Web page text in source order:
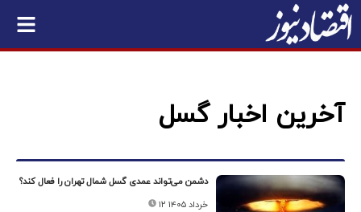
آخرین اخبار گسل
دشمن می‌تواند عمدی گسل شمال تهران را فعال کند؟
۱۲ خرداد ۱۴۰۵